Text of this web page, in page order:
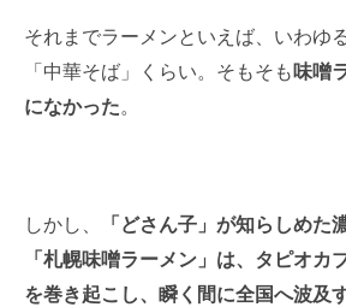
それまでラーメンといえば、いわゆ
「中華そば」くらい。そもそも味噌
になかった。
しかし、
「どさん子」が知らしめた
「札幌味噌ラーメン」は、タピオカ
を巻き起こし、瞬く間に全国へ波及